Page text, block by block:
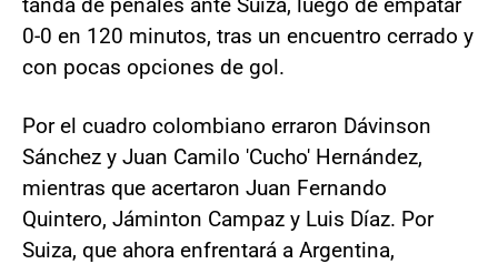
0-0 en 120 minutos, tras un encuentro cerrado y
con pocas opciones de gol.
Por el cuadro colombiano erraron Dávinson
Sánchez y Juan Camilo 'Cucho' Hernández,
mientras que acertaron Juan Fernando
Quintero, Jáminton Campaz y Luis Díaz. Por
Suiza, que ahora enfrentará a Argentina,